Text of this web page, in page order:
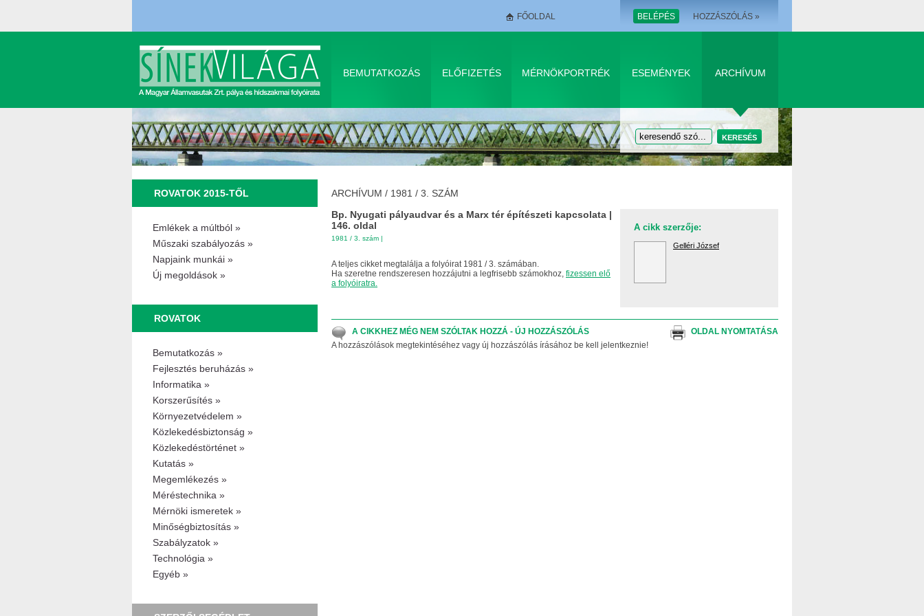
FŐOLDAL BELÉPÉS HOZZÁSZÓLÁS »
BEMUTATKOZÁS ELŐFIZETÉS MÉRNÖKPORTRÉK ESEMÉNYEK ARCHÍVUM
ROVATOK 2015-TŐL
Emlékek a múltból »
Műszaki szabályozás »
Napjaink munkái »
Új megoldások »
ROVATOK
Bemutatkozás »
Fejlesztés beruházás »
Informatika »
Korszerűsítés »
Környezetvédelem »
Közlekedésbiztonság »
Közlekedéstörténet »
Kutatás »
Megemlékezés »
Méréstechnika »
Mérnöki ismeretek »
Minőségbiztosítás »
Szabályzatok »
Technológia »
Egyéb »
ARCHÍVUM / 1981 / 3. SZÁM
A cikk szerzője:
Gelléri József
Bp. Nyugati pályaudvar és a Marx tér építészeti kapcsolata |
146. oldal
1981 / 3. szám |
A teljes cikket megtalálja a folyóirat 1981 / 3. számában.
Ha szeretne rendszeresen hozzájutni a legfrisebb számokhoz, fizessen elő
a folyóiratra.
OLDAL NYOMTATÁSA
A CIKKHEZ MÉG NEM SZÓLTAK HOZZÁ - ÚJ HOZZÁSZÓLÁS
A hozzászólások megtekintéséhez vagy új hozzászólás írásához be kell jelentkeznie!